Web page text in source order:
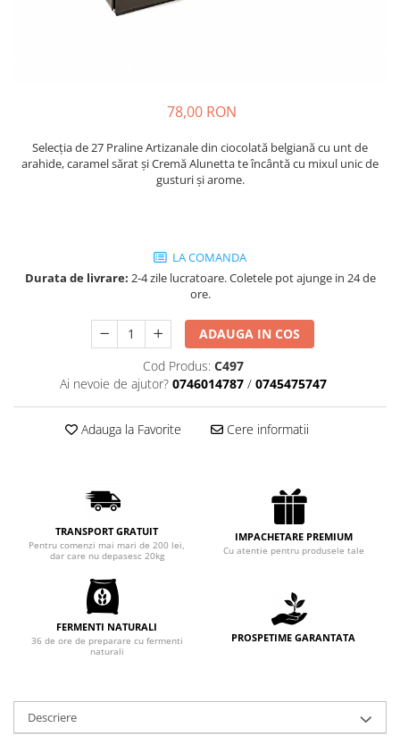
Fursecuri
Creme tartinabile
Chec Ciocco
Checurile Royal
Prajituri Fabrica de Amandine
Prajituri nuci
Prajituri cu fructe
Prajituri de Craciun
Foietaje
Turta dulce
Turta dulce cu nuci
78,00 RON
Selecția de 27 Praline Artizanale din ciocolată belgiană cu unt de
arahide, caramel sărat și Cremă Alunetta te încântă cu mixul unic de
gusturi și arome.
LA COMANDA
Durata de livrare: 2-4 zile lucratoare. Coletele pot ajunge in 24 de
ore.
ADAUGA IN COS
Cod Produs: C497
Ai nevoie de ajutor? 0746014787 / 0745475747
Adauga la Favorite Cere informatii
TRANSPORT GRATUIT
Pentru comenzi mai mari de 200 lei,
dar care nu depasesc 20kg
IMPACHETARE PREMIUM
Cu atentie pentru produsele tale
FERMENTI NATURALI
36 de ore de preparare cu fermenti
naturali
PROSPETIME GARANTATA
Descriere